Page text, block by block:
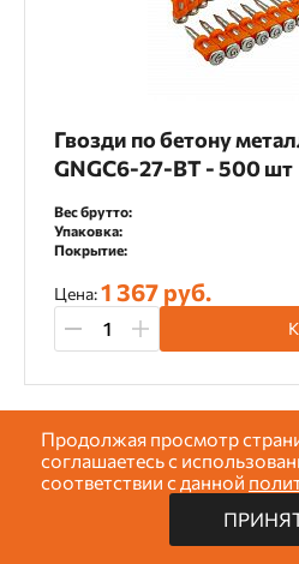
Показать67
Гвозди по бетону
GNGC6-27-BT - 500 шт
Вес брутто:
Упаковка:
Покрытие:
Цена:1 367 руб.
Арт: 30540stepEGBP
Продолжая просмотр
соглашаетесь с
соответствии с данной